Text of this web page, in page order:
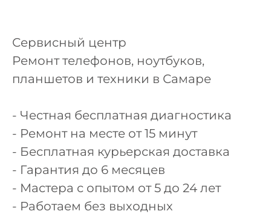
Сервисный центр
Ремонт телефонов, ноутбуков,
планшетов и техники в Самаре
- Честная бесплатная диагностика
- Ремонт на месте от 15 минут
- Бесплатная курьерская доставка
- Гарантия до 6 месяцев
- Мастера с опытом от 5 до 24 лет
- Работаем без выходных